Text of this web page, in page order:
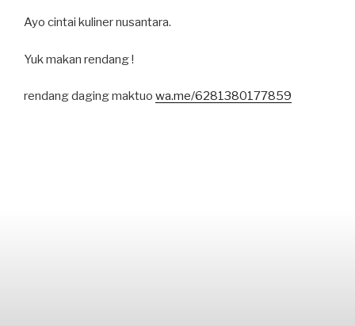
Ayo cintai kuliner nusantara.
Yuk makan rendang !
rendang daging maktuo wa.me/6281380177859